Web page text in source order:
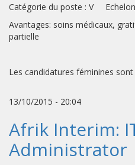
Catégorie du poste : V
Avantages: soins médicaux,
partielle
Les candidatures féminines
13/10/2015 - 20:04
Afrik Interim:
Administrator